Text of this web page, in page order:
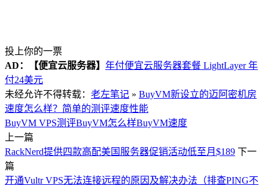
投上你的一票
AD：
【便宜云服务器】 年付便宜云服务器套餐 LightLayer 年
付24美元
未经允许不得转载： 老左笔记 » BuyVM新设立的迈阿密机房
速度怎么样？简单的测评速度性能
BuyVM VPS测评BuyVM怎么样BuyVM速度
上一篇
RackNerd提供四款高配美国服务器促销活动低至月$189 下一
篇
开通Vultr VPS无法连接远程的原因及解决办法（排查PING不